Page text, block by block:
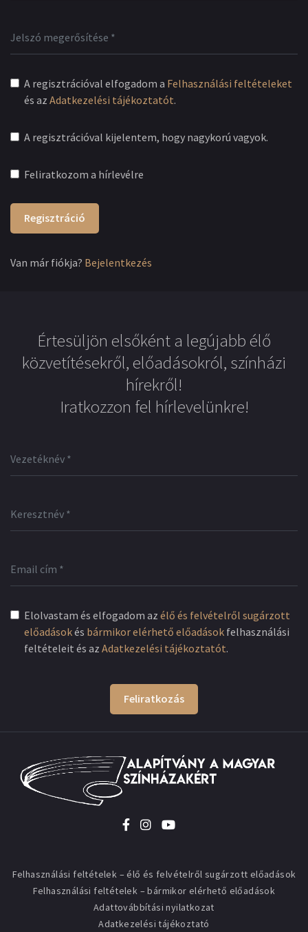
A regisztrációval elfogadom a Felhasználási feltételeket
és az Adatkezelési tájékoztatót.
A regisztrációval kijelentem, hogy nagykorú vagyok.
Feliratkozom a hírlevélre
Regisztráció
Van már fiókja? Bejelentkezés
Értesüljön elsőként a legújabb élő
közvetítésekről, előadásokról, színházi
hírekről!
Iratkozzon fel hírlevelünkre!
Elolvastam és elfogadom az élő és felvételről sugárzott
előadásokés bármikor elérhető előadások felhasználási
feltételeit és az Adatkezelési tájékoztatót.
Feliratkozás
Felhasználási feltételek – élő és felvételről sugárzott előadások
Felhasználási feltételek – bármikor elérhető előadások
Adattovábbítási nyilatkozat
Adatkezelési tájékoztató